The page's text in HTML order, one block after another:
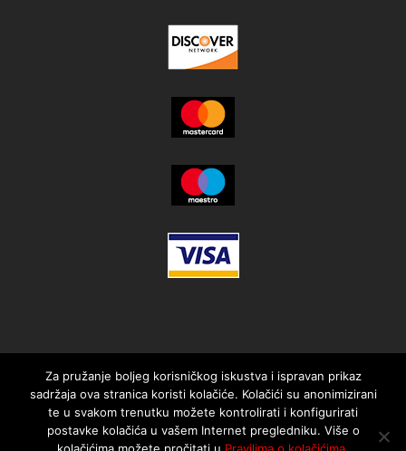
Za pružanje boljeg korisničkog iskustva i ispravan prikaz
sadržaja ova stranica koristi kolačiće. Kolačići su anonimizirani
te u svakom trenutku možete kontrolirati i konfigurirati
postavke kolačića u vašem Internet pregledniku. Više o